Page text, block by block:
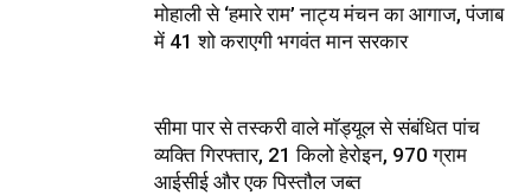
मोहाली से ‘हमारे राम’ नाट्य मंचन का आगाज, पंजाब
में 41 शो कराएगी भगवंत मान सरकार
सीमा पार से तस्करी वाले मॉड्यूल से संबंधित पांच
व्यक्ति गिरफ्तार, 21 किलो हेरोइन, 970 ग्राम
आईसीई और एक पिस्तौल जब्त